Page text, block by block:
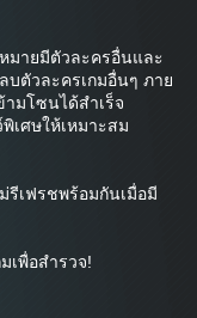
มายมีตัวละครอื่นและ
บตัวละครเกมอื่นๆ ภาย
ามโซนได้สำเร็จ
เศษให้เหมาะสม
เฟรชพร้อมกันเมื่อมี
เพื่อสำรวจ!